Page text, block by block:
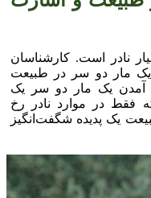
نادر است. کارشناسان
یک مار دو سر در طبیعت
آمدن یک مار دو سر یک
فقط در موارد نادر رخ
یک پدیده شگفت‌انگیز